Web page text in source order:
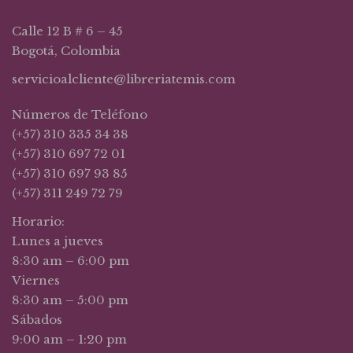
Calle 12 B # 6 – 45
Bogotá, Colombia
servicioalcliente@libreriatemis.com
Números de Teléfono
(+57) 310 335 34 38
(+57) 310 697 72 01
(+57) 310 697 93 85
(+57) 311 249 72 79
Horario:
Lunes a jueves
8:30 am – 6:00 pm
Viernes
8:30 am – 5:00 pm
Sábados
9:00 am – 1:20 pm